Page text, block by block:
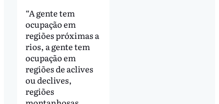
“A gente tem
ocupação em
regiões próximas a
rios, a gente tem
ocupação em
regiões de aclives
ou declives,
regiões